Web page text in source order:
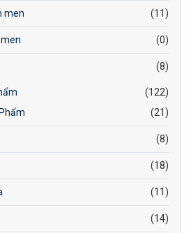
men (11)
(0)
(8)
(122)
(21)
(8)
(18)
(11)
(14)